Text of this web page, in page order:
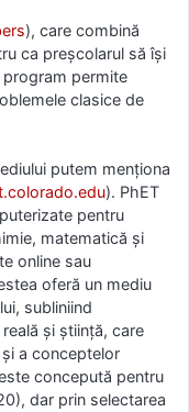
), care combină
ca preșcolarul să își
permite
clasice de
putem menționa
). PhET
pentru
matematică și
online sau
oferă un mediu
subliniind
și știință, care
a conceptelor
concepută pentru
dar prin selectarea